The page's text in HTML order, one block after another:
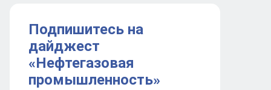
Подпишитесь на
дайджест
«Нефтегазовая
промышленность»